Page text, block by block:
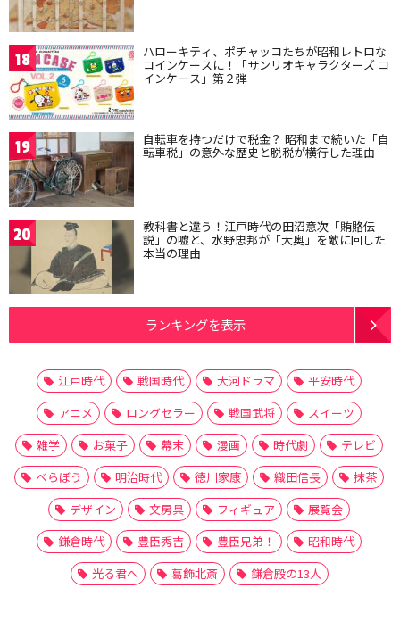
18 ハローキティ、ポチャッコたちが昭和レトロな
コインケースに！「サンリオキャラクターズ コ
インケース」第２弾
19 自転車を持つだけで税金？ 昭和まで続いた「自
転車税」の意外な歴史と脱税が横行した理由
20 教科書と違う！江戸時代の田沼意次「賄賂伝
説」の嘘と、水野忠邦が「大奥」を敵に回した
本当の理由
ランキングを表示
江戸時代 戦国時代 大河ドラマ
平安時代
アニメ
ロングセラー 戦国武将
スイーツ
雑学
お菓子 幕末 漫画 時代劇
テレビ
べらぼう
明治時代 徳川家康 織田信長
抹茶
デザイン
文房具 フィギュア
展覧会
鎌倉時代
豊臣秀吉 豊臣兄弟！
昭和時代
光る君へ
葛飾北斎 鎌倉殿の13人